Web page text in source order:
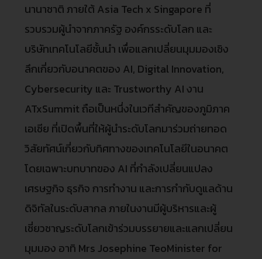
นานาชาติ ภายใต้ Asia Tech x Singapore ที่
รวบรวมผู้นำจากภาครัฐ องค์กรระดับโลก และ
บริษัทเทคโนโลยีชั้นนำ เพื่อแลกเปลี่ยนมุมมองเชิง
ลึกเกี่ยวกับอนาคตของ AI, Digital Innovation,
Cybersecurity และ Trustworthy AI งาน
ATxSummit ถือเป็นหนึ่งในเวทีสำคัญของภูมิภาค
เอเชีย ที่เปิดพื้นที่ให้ผู้นำระดับโลกมาร่วมถ่ายทอด
วิสัยทัศน์เกี่ยวกับทิศทางของเทคโนโลยีในอนาคต
โดยเฉพาะบทบาทของ AI ที่กำลังเปลี่ยนแปลง
เศรษฐกิจ ธุรกิจ การทำงาน และการกำกับดูแลด้าน
ดิจิทัลในระดับสากล ภายในงานมีผู้บริหารและผู้
เชี่ยวชาญระดับโลกเข้าร่วมบรรยายและแลกเปลี่ยน
มุมมอง อาทิ Mrs Josephine TeoMinister for